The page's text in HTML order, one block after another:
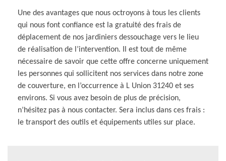
Une des avantages que nous octroyons à tous les clients
qui nous font confiance est la gratuité des frais de
déplacement de nos jardiniers dessouchage vers le lieu
de réalisation de l’intervention. Il est tout de même
nécessaire de savoir que cette offre concerne uniquement
les personnes qui sollicitent nos services dans notre zone
de couverture, en l’occurrence à L Union 31240 et ses
environs. Si vous avez besoin de plus de précision,
n’hésitez pas à nous contacter. Sera inclus dans ces frais :
le transport des outils et équipements utiles sur place.